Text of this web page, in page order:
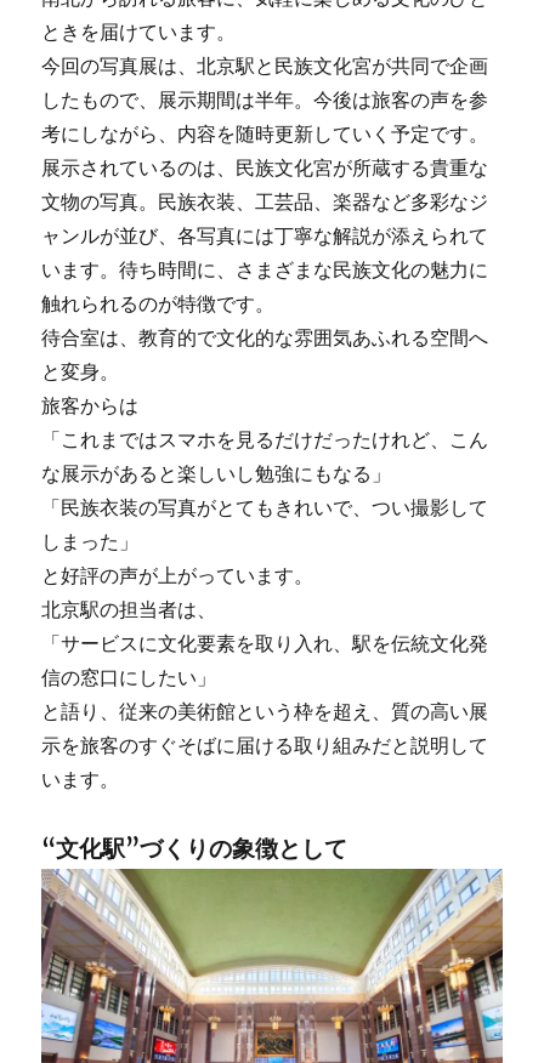
ときを届けています。
今回の写真展は、北京駅と民族文化宮が共同で企画
したもので、展示期間は半年。今後は旅客の声を参
考にしながら、内容を随時更新していく予定です。
展示されているのは、民族文化宮が所蔵する貴重な
文物の写真。民族衣装、工芸品、楽器など多彩なジ
ャンルが並び、各写真には丁寧な解説が添えられて
います。待ち時間に、さまざまな民族文化の魅力に
触れられるのが特徴です。
待合室は、教育的で文化的な雰囲気あふれる空間へ
と変身。
旅客からは
「これまではスマホを見るだけだったけれど、こん
な展示があると楽しいし勉強にもなる」
「民族衣装の写真がとてもきれいで、つい撮影して
しまった」
と好評の声が上がっています。
北京駅の担当者は、
「サービスに文化要素を取り入れ、駅を伝統文化発
信の窓口にしたい」
と語り、従来の美術館という枠を超え、質の高い展
示を旅客のすぐそばに届ける取り組みだと説明して
います。
“文化駅”づくりの象徴として